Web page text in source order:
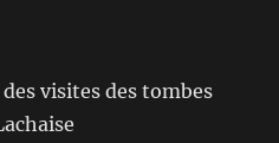
visites des tombes